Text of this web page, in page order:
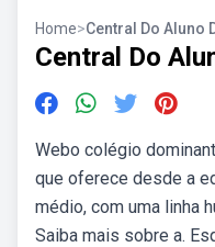
Home>Central Do Aluno
Central Do
Webo colégio
que oferece desde a
médio, com uma linha
Saiba mais sobre a.